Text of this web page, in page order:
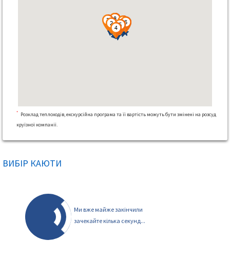
*
Розклад теплоходів, екскурсійна програма та її вартість можуть бути змінені на розсуд
круїзної компанії.
ВИБІР КАЮТИ
Ми вже майже закінчили
зачекайте кілька секунд...